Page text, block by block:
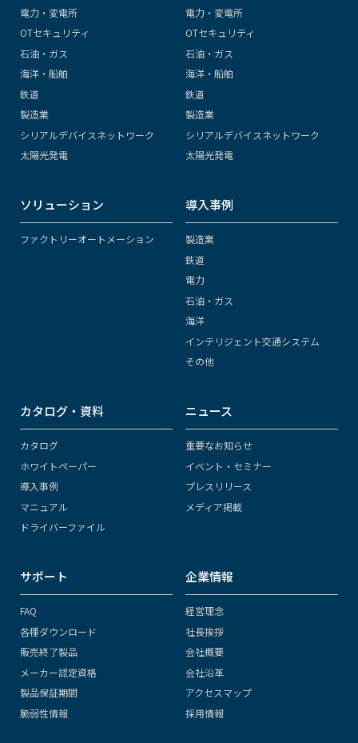
電力・変電所
OTセキュリティ
石油・ガス
海洋・船舶
鉄道
製造業
シリアルデバイスネットワーク
太陽光発電
電力・変電所
OTセキュリティ
石油・ガス
海洋・船舶
鉄道
製造業
シリアルデバイスネットワーク
太陽光発電
ソリューション
ファクトリーオートメーション
導入事例
製造業
鉄道
電力
石油・ガス
海洋
インテリジェント交通システム
その他
カタログ・資料
カタログ
ホワイトペーパー
導入事例
マニュアル
ドライバーファイル
ニュース
重要なお知らせ
イベント・セミナー
プレスリリース
メディア掲載
サポート
FAQ
各種ダウンロード
販売終了製品
メーカー認定資格
製品保証期間
脆弱性情報
企業情報
経営理念
社長挨拶
会社概要
会社沿革
アクセスマップ
採用情報